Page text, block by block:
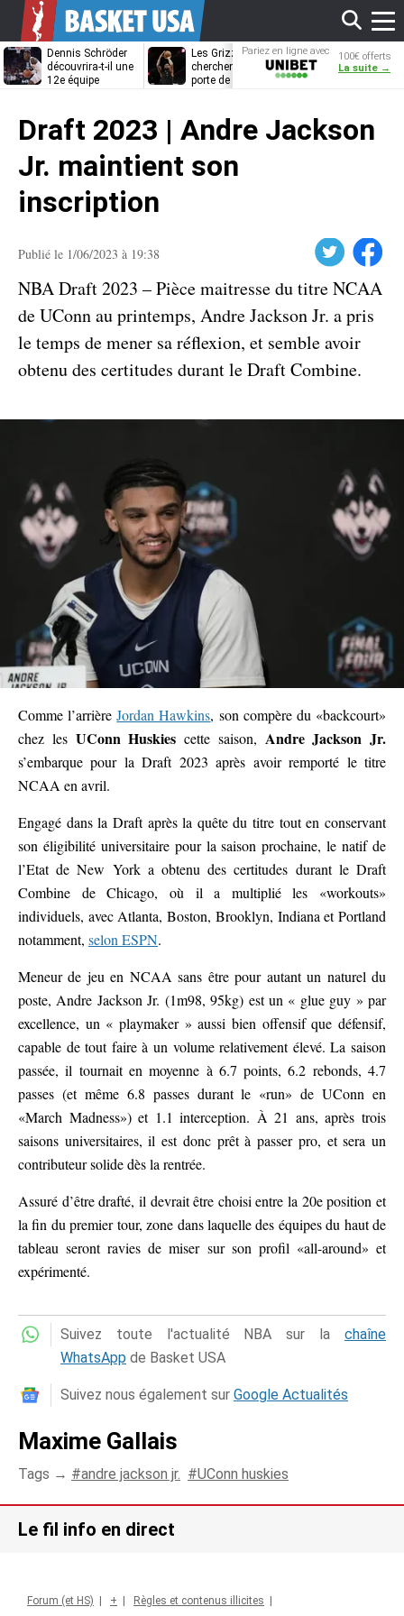
Dennis Schröder
découvrira-t-il une
12e équipe
Les Grizzlies
cherchent déjà une
porte de sortie
Dwane Casey
bientôt coach
Pariez en ligne avec
Unibet
100€ offerts
La suite →
Draft 2023 | Andre Jackson
Jr. maintient son
inscription
Publié le 1/06/2023 à 19:38 Facebook
NBA Draft 2023 – Pièce maitresse du titre NCAA
de UConn au printemps, Andre Jackson Jr. a pris
le temps de mener sa réflexion, et semble avoir
obtenu des certitudes durant le Draft Combine.
Comme l’arrièreJordan Hawkins, son compère du «backcourt»
chez les UConn Huskies cette saison, Andre Jackson Jr.
s’embarque pour la Draft 2023 après avoir remporté le titre
NCAA en avril.
Engagé dans la Draft après la quête du titre tout en conservant
son éligibilité universitaire pour la saison prochaine, le natif de
l’Etat de New York a obtenu des certitudes durant le Draft
Combine de Chicago, où il a multiplié les «workouts»
individuels, avec Atlanta, Boston, Brooklyn, Indiana et Portland
notamment, selon ESPN.
Meneur de jeu en NCAA sans être pour autant un naturel du
poste, Andre Jackson Jr. (1m98, 95kg) est un « glue guy » par
excellence, un « playmaker » aussi bien offensif que défensif,
capable de tout faire à un volume relativement élevé. La saison
passée, il tournait en moyenne à 6.7 points, 6.2 rebonds, 4.7
passes (et même 6.8 passes durant le «run» de UConn en
«March Madness») et 1.1 interception. À 21 ans, après trois
saisons universitaires, il est donc prêt à passer pro, et sera un
contributeur solide dès la rentrée.
Assuré d’être drafté, il devrait être choisi entre la 20e position et
la fin du premier tour, zone dans laquelle des équipes du haut de
tableau seront ravies de miser sur son profil «all-around» et
expérimenté.
Suivez toute l'actualité NBA sur la chaîne
WhatsApp de Basket USA
Suivez nous également sur Google Actualités
Maxime Gallais
Tags → andre jackson jr. UConn huskies
Le fil info en direct
Forum (et HS) + Règles et contenus illicites